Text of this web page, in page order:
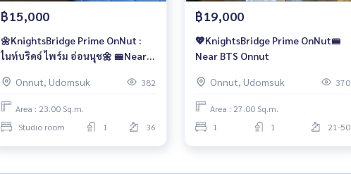
฿15,000
🌼KnightsBridge Prime OnNut :
ไนท์บริดจ์ ไพร์ม อ่อนนุช🌼 🚝Near
น่าอยู่ ราคาคุ้มค่า
Onnut, Udomsuk 382
Area : 23.00 Sq.m.
Studio room
1 36
฿19,000
💖KnightsBridge Prime OnNut🚝
Near BTS Onnut
Onnut, Udomsuk 370
Area : 27.00 Sq.m.
1
1 21-50